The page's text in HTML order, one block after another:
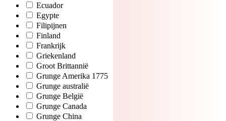
Ecuador
Egypte
Filipijnen
Finland
Frankrijk
Griekenland
Groot Brittannië
Grunge Amerika 1775
Grunge australië
Grunge België
Grunge Canada
Grunge China